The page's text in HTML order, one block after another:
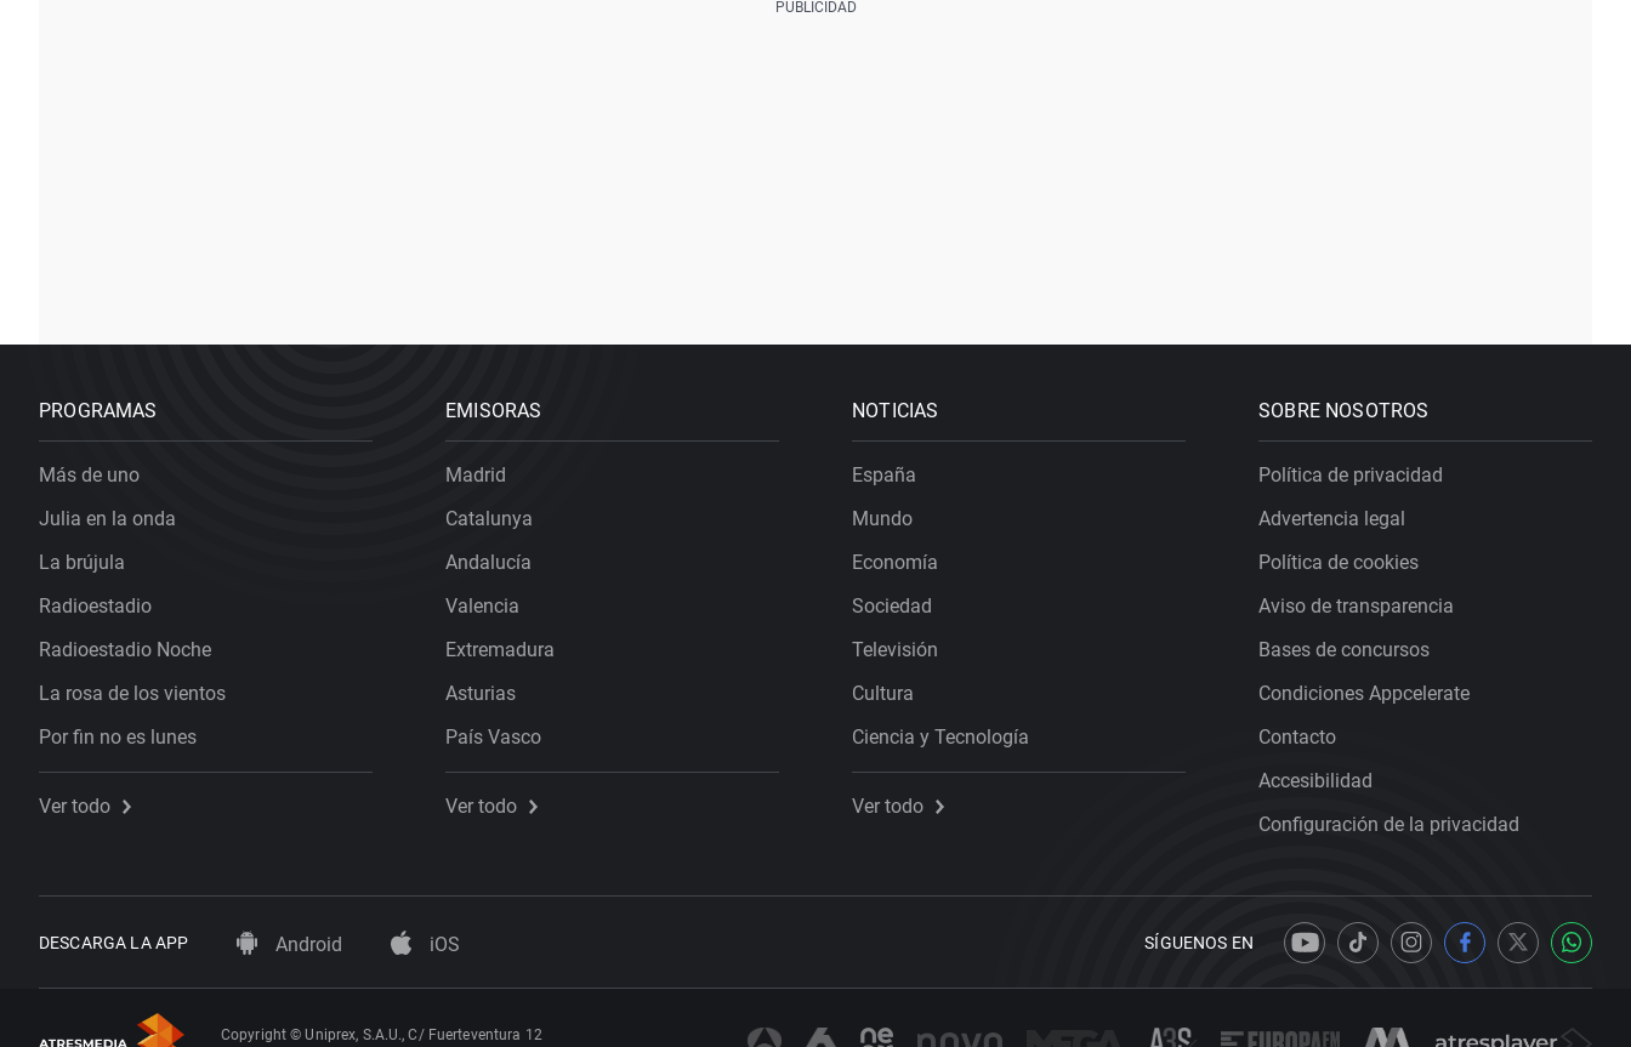
PROGRAMAS
Más de uno
Julia en la onda
La brújula
Radioestadio
Radioestadio Noche
La rosa de los vientos
Por fin no es lunes
Ver todo
EMISORAS
Madrid
Catalunya
Andalucía
Valencia
Extremadura
Asturias
País Vasco
Ver todo
NOTICIAS
España
Mundo
Economía
Sociedad
Televisión
Cultura
Ciencia y Tecnología
Ver todo
SOBRE NOSOTROS
Política de privacidad
Advertencia legal
Política de cookies
Aviso de transparencia
Bases de concursos
Condiciones Appcelerate
Contacto
Accesibilidad
Configuración de la privacidad
DESCARGA LA APP Android iOS SÍGUENOS EN
Copyright © Uniprex, S.A.U., C/ Fuerteventura 12